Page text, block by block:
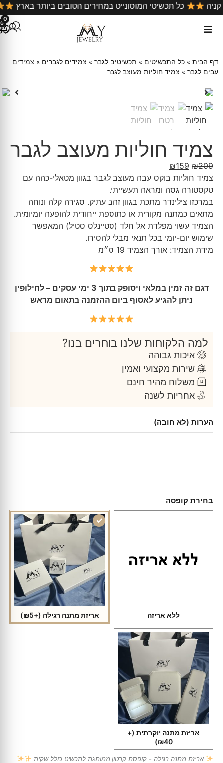
כל קניה כל תכשיטי המוסונייט במחירים הטובים ביותר
0
0
דף הבית » כל התכשיטים » תכשיטים לגבר » צמידים לגברים » צמידים
עבים לגבר » צמיד חוליות מעוצב לגבר
צמיד חוליות מעוצב לגבר
₪209
₪159
צמיד חוליות בוקס עבה מעוצב לגבר בגוון מטאלי-כהה עם
טקסטורה גסה ומראה תעשייתי.
במרכזו צילינדר מתכת בגוון זהב עתיק. סגירה קלה ונוחה
מתאים כמתנה מקורית או כתוספת ייחודית להופעה יומיומית.
הצמיד עשוי מפלדת אל חלד (סטיינלס סטיל) המאפשר
שימוש יום-יומי בכל תנאי מבלי להסירו.
מידת הצמיד: אורך הצמיד 19 ס״מ
דגם זה זמין במלאי ויסופק בתוך 3 ימי עסקים – לחילופין
ניתן להגיע לאסוף ביום ההזמנה בתאום מראש
למה הלקוחות שלנו בוחרים בנו?
איכות גבוהה
שירות מקצועי ואמין
משלוח מהיר חינם
אחריות לשנה
הערות (לא חובה)
בחירת קופסה
ללא אריזה אריזת מתנה רגילה (+₪5)
אריזת מתנה יוקרתית (+
₪40)
אריזת מתנה רגילה - קופסת קרטון ממותגת לתכשיט כולל שקית